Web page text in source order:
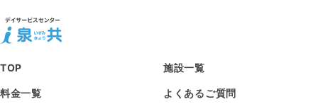
TOP 施設一覧
料金一覧 よくあるご質問